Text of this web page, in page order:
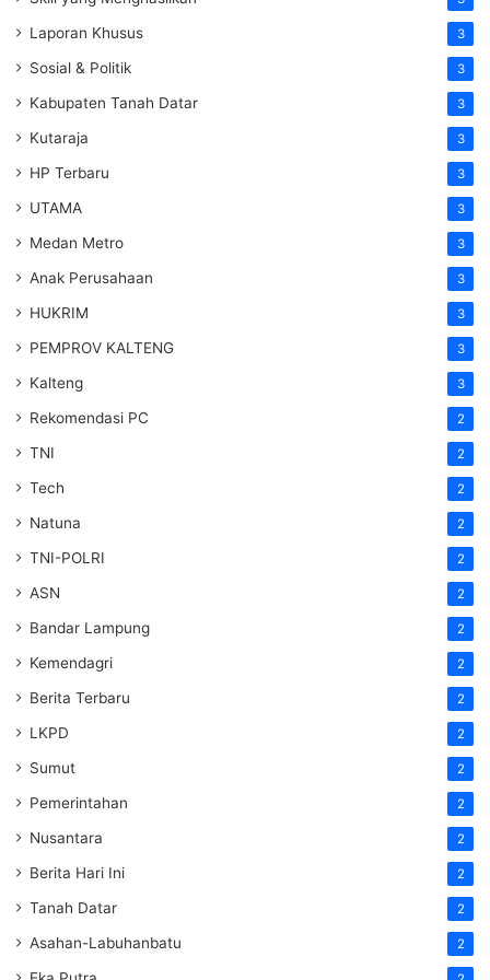
Laporan Khusus 3
Sosial & Politik 3
Kabupaten Tanah Datar 3
Kutaraja 3
HP Terbaru 3
UTAMA 3
Medan Metro 3
Anak Perusahaan 3
HUKRIM 3
PEMPROV KALTENG 3
Kalteng 3
Rekomendasi PC 2
TNI 2
Tech 2
Natuna 2
TNI-POLRI 2
ASN 2
Bandar Lampung 2
Kemendagri 2
Berita Terbaru 2
LKPD 2
Sumut 2
Pemerintahan 2
Nusantara 2
Berita Hari Ini 2
Tanah Datar 2
Asahan-Labuhanbatu 2